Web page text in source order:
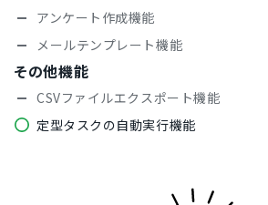
アンケート作成機能
メールテンプレート機能
その他機能
CSVファイルエクスポート機能
定型タスクの自動実行機能